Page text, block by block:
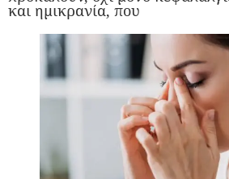
και ημικρανία, που